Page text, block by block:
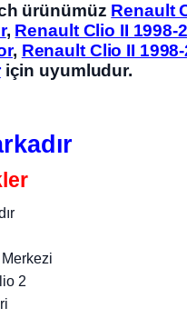
ürünümüz Renault
, Renault Clio II 1998-
, Renault Clio II
için uyumludur.
2